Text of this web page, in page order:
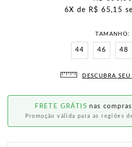
6X de R$ 65,15
TAMANHO
44 46 48
DESCUBRA
FRETE GRÁTIS nas
Promoção válida para as regiões